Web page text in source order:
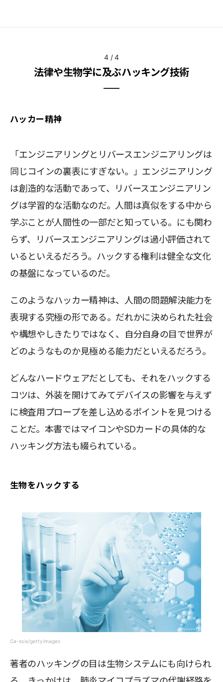
4/4
法律や生物学に及ぶハッキング技術
ハッカー精神
「エンジニアリングとリバースエンジニアリングは
同じコインの裏表にすぎない。」エンジニアリング
は創造的な活動であって、リバースエンジニアリン
グは学習的な活動なのだ。人間は真似をする中から
学ぶことが人間性の一部だと知っている。にも関わ
らず、リバースエンジニアリングは過小評価されて
いるといえるだろう。ハックする権利は健全な文化
の基盤になっているのだ。
このようなハッカー精神は、人間の問題解決能力を
表現する究極の形である。だれかに決められた社会
や構想やしきたりではなく、自分自身の目で世界が
どのようなものか見極める能力だといえるだろう。
どんなハードウェアだとしても、それをハックする
コツは、外装を開けてみてデバイスの影響を与えず
に検査用プロープを差し込めるポイントを見つける
ことだ。本書ではマイコンやSDカードの具体的な
ハッキング方法も綴られている。
生物をハックする
Ca-ssis/gettyimages
著者のハッキングの目は生物システムにも向けられ